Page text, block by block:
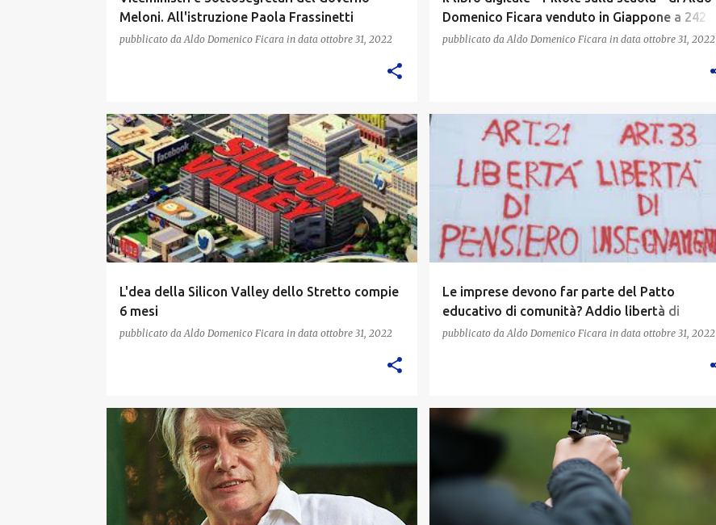
Meloni. All'istruzione Paola Frassinetti
pubblicato da Aldo Domenico Ficara in data ottobre 31, 2022
Domenico Ficara venduto in Giappone a 242
yen
pubblicato da Aldo Domenico Ficara in data ottobre 31, 2022
L'dea della Silicon Valley dello Stretto compie
6 mesi
pubblicato da Aldo Domenico Ficara in data ottobre 31, 2022
Le imprese devono far parte del Patto
educativo di comunità? Addio libertà di
insegnamento
pubblicato da Aldo Domenico Ficara in data ottobre 31, 2022